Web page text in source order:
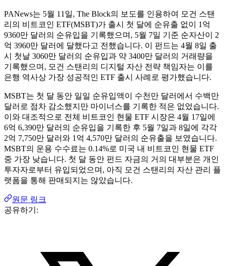
PANews는 5월 11일, The Block의 보도를 인용하여 모건 스탠
리의 비트코인 ​​ETF(MSBT)가 출시 첫 달에 순유출 없이 1억
9360만 달러의 순유입을 기록했으며, 5월 7일 기준 순자산이 2
억 3960만 달러에 달했다고 전했습니다. 이 펀드는 4월 8일 출
시 첫날 3060만 달러의 순유입과 약 3400만 달러의 거래량을
기록했으며, 모건 스탠리의 디지털 자산 전략 책임자는 이를
은행 역사상 가장 성공적인 ETF 출시 사례로 평가했습니다.
MSBT는 첫 달 동안 일일 순유입액이 수천만 달러에서 수백만
달러로 점차 감소했지만 마이너스를 기록한 적은 없었습니다.
이와 대조적으로 전체 비트코인 ​​현물 ETF 시장은 4월 17일에
6억 6,390만 달러의 순유입을 기록한 후 5월 7일과 8일에 각각
2억 7,750만 달러와 1억 4,570만 달러의 순유출을 보였습니다.
MSBT의 운용 수수료는 0.14%로 미국 내 비트코인 ​​현물 ETF
중 가장 낮습니다. 첫 달 동안 펀드 자금의 거의 대부분은 개인
투자자로부터 유입되었으며, 아직 모건 스탠리의 자산 관리 플
랫폼을 통해 판매되지는 않았습니다.
원문 링크
공유하기: